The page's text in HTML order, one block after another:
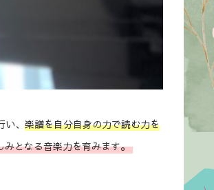
、 楽譜を自分自身の力で読む力を
みとなる音楽力を育みます。